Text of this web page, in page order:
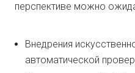
перспективе можно
Внедрения
автоматической